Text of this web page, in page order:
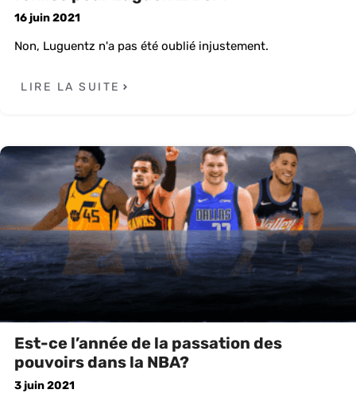
16 juin 2021
Non, Luguentz n'a pas été oublié injustement.
LIRE LA SUITE
Est-ce l’année de la passation des
pouvoirs dans la NBA?
3 juin 2021